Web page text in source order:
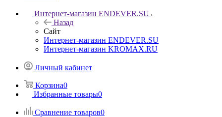
Интернет-магазин ENDEVER.SU
Назад
Сайт
Интернет-магазин ENDEVER.SU
Интернет-магазин KROMAX.RU
Личный кабинет
Корзина0
Избранные товары0
Сравнение товаров0